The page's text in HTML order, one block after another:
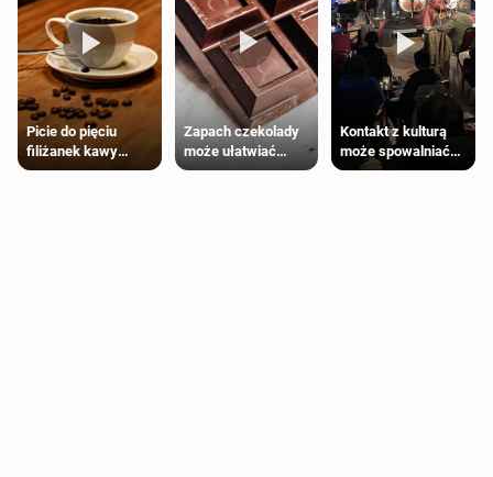
Picie do pięciu
filiżanek kawy
dziennie jest
Zapach czekolady
może ułatwiać
trening siłowy
Kontakt z kulturą
może spowalniać
starzenie